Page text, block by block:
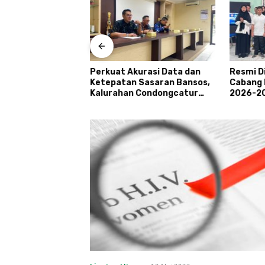
Perkuat Akurasi Data dan
Ketepatan Sasaran Bansos,
Kalurahan Condongcatur
Resmi
Cabang
2026-